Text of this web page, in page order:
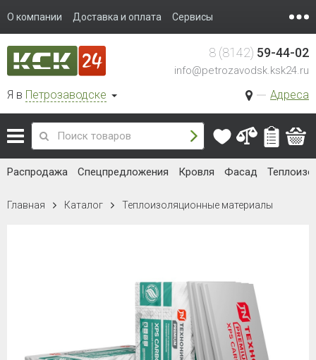
О компании Доставка и оплата Сервисы
Я в Петрозаводске Адреса
8 (8142) 59-44-02
info@petrozavodsk.ksk24.ru
Распродажа Спецпредложения Кровля Фасад
Главная Каталог Теплоизоляционные материалы